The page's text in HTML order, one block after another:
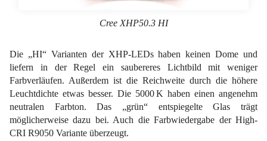
Cree XHP50.3 HI
Die „HI“ Varianten der XHP-LEDs haben keinen Dome und
liefern in der Regel ein saubereres Lichtbild mit weniger
Farbverläufen. Außerdem ist die Reichweite durch die höhere
Leuchtdichte etwas besser. Die 5000 K haben einen angenehm
neutralen Farbton. Das „grün“ entspiegelte Glas trägt
möglicherweise dazu bei. Auch die Farbwiedergabe der High-
CRI R9050 Variante überzeugt.